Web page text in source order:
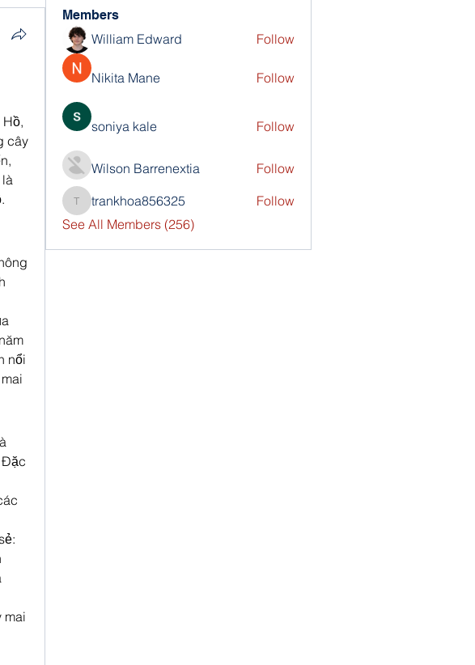
cây
nổi
Đặc
mai
Members
William Edward Follow
Nikita Mane Follow
soniya kale Follow
Wilson Barrenextia Follow
trankhoa856325
trankhoa856325
Follow
See All Members (256)